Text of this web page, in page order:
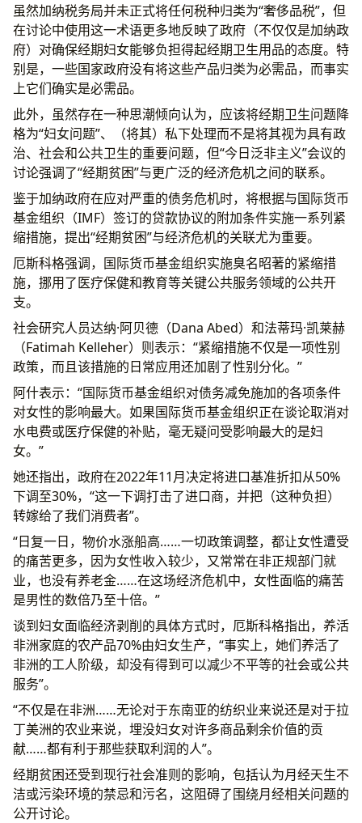
虽然加纳税务局并未正式将任何税种归类为“奢侈品税”，但
在讨论中使用这一术语更多地反映了政府（不仅仅是加纳政
府）对确保经期妇女能够负担得起经期卫生用品的态度。特
别是，一些国家政府没有将这些产品归类为必需品，而事实
上它们确实是必需品。
此外，虽然存在一种思潮倾向认为，应该将经期卫生问题降
格为“妇女问题”、（将其）私下处理而不是将其视为具有政
治、社会和公共卫生的重要问题，但“今日泛非主义”会议的
讨论强调了“经期贫困”与更广泛的经济危机之间的联系。
鉴于加纳政府在应对严重的债务危机时，将根据与国际货币
基金组织（IMF）签订的贷款协议的附加条件实施一系列紧
缩措施，提出“经期贫困”与经济危机的关联尤为重要。
厄斯科格强调，国际货币基金组织实施臭名昭著的紧缩措
施，挪用了医疗保健和教育等关键公共服务领域的公共开
支。
社会研究人员达纳·阿贝德（Dana Abed）和法蒂玛·凯莱赫
（Fatimah Kelleher）则表示：“紧缩措施不仅是一项性别
政策，而且该措施的日常应用还加剧了性别分化。”
阿什表示：“国际货币基金组织对债务减免施加的各项条件
对女性的影响最大。如果国际货币基金组织正在谈论取消对
水电费或医疗保健的补贴，毫无疑问受影响最大的是妇
女。”
她还指出，政府在2022年11月决定将进口基准折扣从50%
下调至30%，“这一下调打击了进口商，并把（这种负担）
转嫁给了我们消费者”。
“日复一日，物价水涨船高……一切政策调整，都让女性遭受
的痛苦更多，因为女性收入较少，又常常在非正规部门就
业，也没有养老金……在这场经济危机中，女性面临的痛苦
是男性的数倍乃至十倍。”
谈到妇女面临经济剥削的具体方式时，厄斯科格指出，养活
非洲家庭的农产品70%由妇女生产，“事实上，她们养活了
非洲的工人阶级，却没有得到可以减少不平等的社会或公共
服务”。
“不仅是在非洲……无论对于东南亚的纺织业来说还是对于拉
丁美洲的农业来说，埋没妇女对许多商品剩余价值的贡
献……都有利于那些获取利润的人”。
经期贫困还受到现行社会准则的影响，包括认为月经天生不
洁或污染环境的禁忌和污名，这阻碍了围绕月经相关问题的
公开讨论。